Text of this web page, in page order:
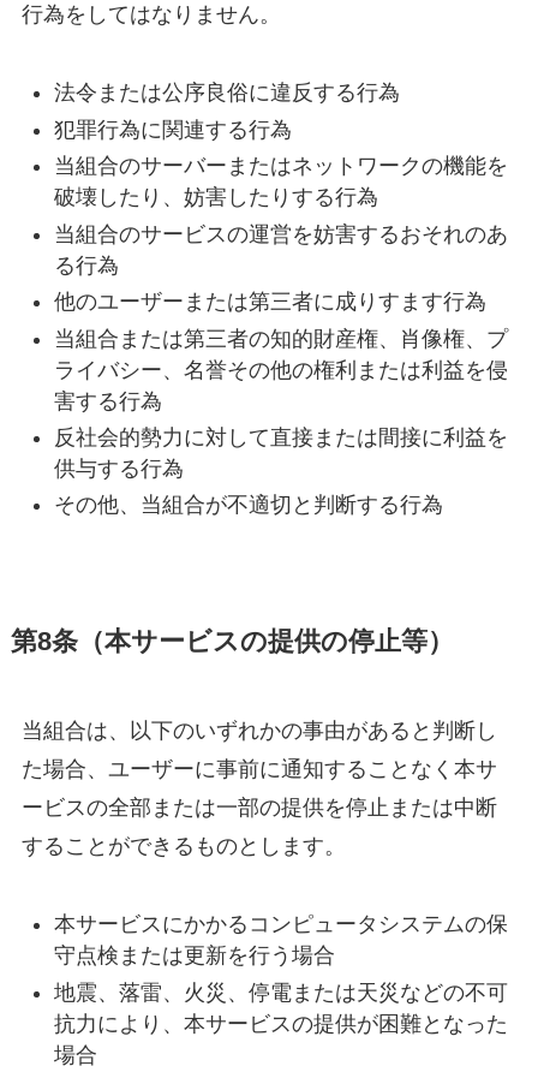
行為をしてはなりません。
法令または公序良俗に違反する行為
犯罪行為に関連する行為
当組合のサーバーまたはネットワークの機能を
破壊したり、妨害したりする行為
当組合のサービスの運営を妨害するおそれのあ
る行為
他のユーザーまたは第三者に成りすます行為
当組合または第三者の知的財産権、肖像権、プ
ライバシー、名誉その他の権利または利益を侵
害する行為
反社会的勢力に対して直接または間接に利益を
供与する行為
その他、当組合が不適切と判断する行為
第8条（本サービスの提供の停止等）
当組合は、以下のいずれかの事由があると判断し
た場合、ユーザーに事前に通知することなく本サ
ービスの全部または一部の提供を停止または中断
することができるものとします。
本サービスにかかるコンピュータシステムの保
守点検または更新を行う場合
地震、落雷、火災、停電または天災などの不可
抗力により、本サービスの提供が困難となった
場合